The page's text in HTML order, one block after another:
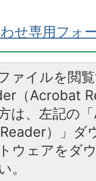
せ専用フォ
ァイルを閲
（Acrobat
は、左記の
）」ダ
ウェアをダ
。